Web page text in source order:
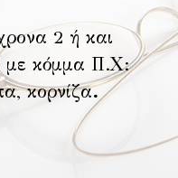
2 ή και
με κόμμα Π.Χ:
κορνίζα.